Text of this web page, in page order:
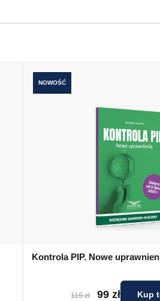
NOWOŚĆ
Kontrola PIP. Nowe
119 zł 99 zł Kup